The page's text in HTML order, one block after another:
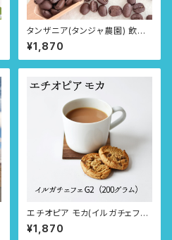
タンザニア(タンジャ農園) 飲み
方選べる3タイプ
¥1,870
エチオピア モカ(イルガチェフェ
G2) washed 飲み方選べる3タ
イプ
¥1,870